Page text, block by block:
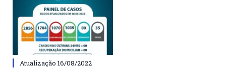
Atualização 16/08/2022